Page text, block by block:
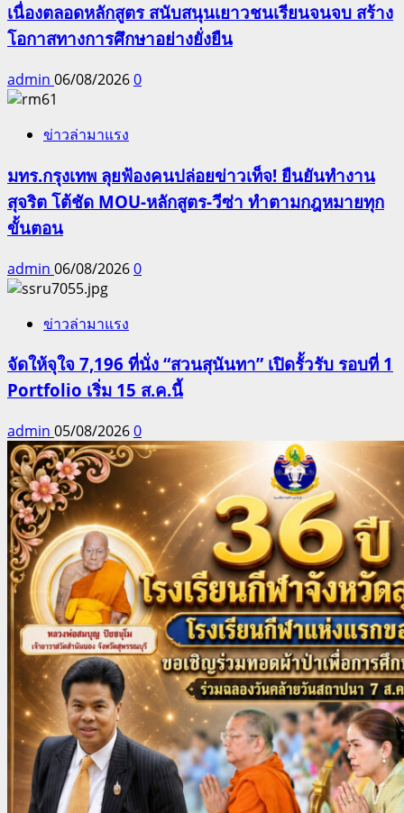
เนื่องตลอดหลักสูตร สนับสนุนเยาวชนเรียนจนจบ สร้าง
โอกาสทางการศึกษาอย่างยั่งยืน
admin 06/08/20260
ข่าวล่ามาแรง
มทร.กรุงเทพ ลุยฟ้องคนปล่อยข่าวเท็จ! ยืนยันทำงาน
สุจริต โต้ชัด MOU-หลักสูตร-วีซ่า ทำตามกฎหมายทุก
ขั้นตอน
admin 06/08/20260
ข่าวล่ามาแรง
จัดให้จุใจ 7,196 ที่นั่ง “สวนสุนันทา” เปิดรั้วรับ รอบที่ 1
Portfolio เริ่ม 15 ส.ค.นี้
admin 05/08/20260